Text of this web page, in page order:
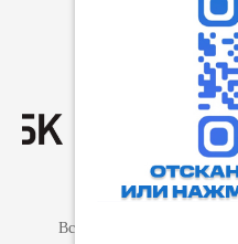
⓰
Все права защищены.